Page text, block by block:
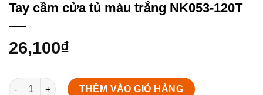
Tay cầm cửa tủ màu trắng NK053-120T
26,100₫
Tay cầm cửa tủ màu trắng NK053-120T số lượng
THÊM VÀO GIỎ HÀNG